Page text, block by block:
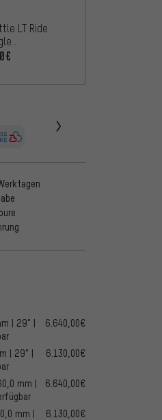
LT Ride
E-
| 29" |
6.640,00€
| 29" |
6.130,00€
mm |
6.640,00€
mm |
6.130,00€